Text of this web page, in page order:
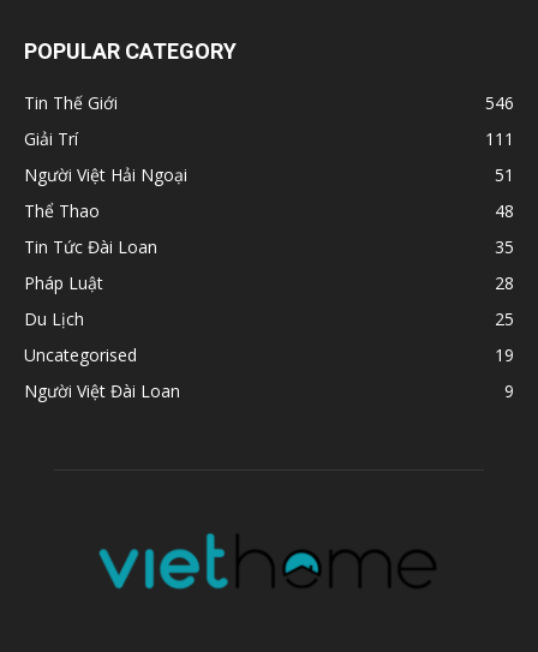
POPULAR CATEGORY
Tin Thế Giới
546
Giải Trí
111
Người Việt Hải Ngoại
51
Thể Thao
48
Tin Tức Đài Loan
35
Pháp Luật
28
Du Lịch
25
Uncategorised
19
Người Việt Đài Loan
9